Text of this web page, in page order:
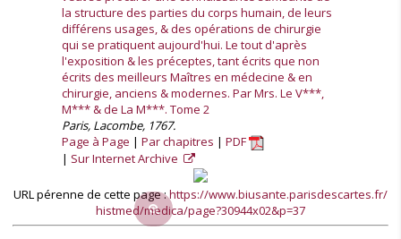
la structure des parties du corps humain, de leurs
différens usages, & des opérations de chirurgie
qui se pratiquent aujourd'hui. Le tout d'après
l'exposition & les préceptes, tant écrits que non
écrits des meilleurs Maîtres en médecine & en
chirurgie, anciens & modernes. Par Mrs. Le V***,
M*** & de La M***. Tome 2
Paris, Lacombe, 1767.
Page à Page
Par chapitres
PDF
Sur Internet Archive
URL pérenne de cette page :https://www.biusante.parisdescartes.fr/
histmed/medica/page?30944x02&p=37